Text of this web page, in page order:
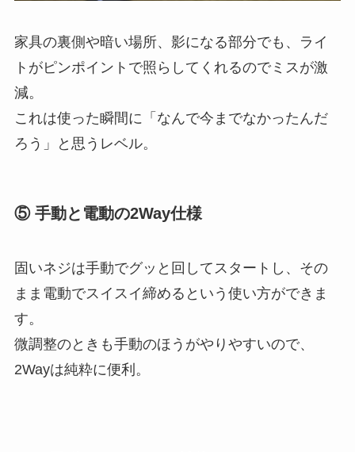
家具の裏側や暗い場所、影になる部分でも、ライ
トがピンポイントで照らしてくれるのでミスが激
減。
これは使った瞬間に「なんで今までなかったんだ
ろう」と思うレベル。
⑤ 手動と電動の2Way仕様
固いネジは手動でグッと回してスタートし、その
まま電動でスイスイ締めるという使い方ができま
す。
微調整のときも手動のほうがやりやすいので、
2Wayは純粋に便利。